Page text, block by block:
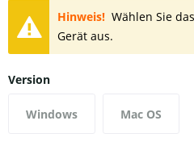
Hinweis! Wählen Sie
Gerät aus.
Version
Windows Mac OS